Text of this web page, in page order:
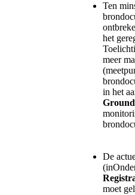
Ten
het
meer
in het
De
moet